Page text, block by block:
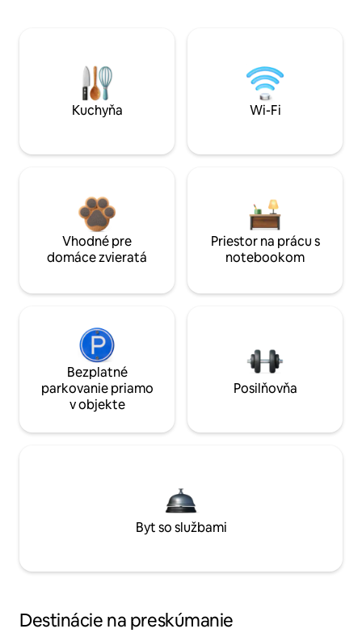
Kuchyňa Wi-Fi
Vhodné pre
domáce zvieratá
Priestor na prácu s
notebookom
Bezplatné
parkovanie priamo
v objekte
Posilňovňa
Byt so službami
Destinácie na preskúmanie